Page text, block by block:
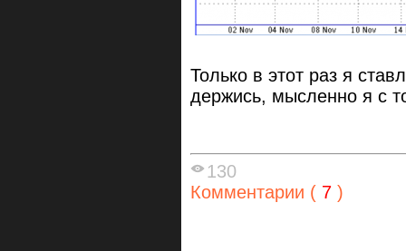
Только в этот раз я
держись, мысленно я с
130
Комментарии ( 7 )